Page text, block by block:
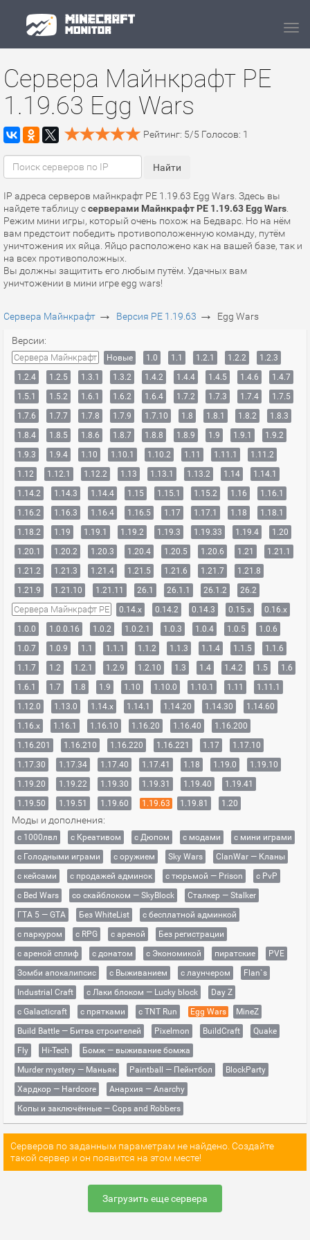
Сервера Майнкрафт PE
1.19.63 Egg Wars
Рейтинг: 5/5 Голосов: 1
IP адреса серверов майнкрафт PE 1.19.63 Egg Wars. Здесь вы
найдете таблицу ссерверами Майнкрафт PE 1.19.63 Egg Wars
Режим мини игры, который очень похож на Бедварс. Но на нём
вам предстоит победить противоположенную команду, путём
уничтожения их яйца. Яйцо расположено как на вашей базе, так и
на всех противоположных.
Вы должны защитить его любым путём. Удачных вам
уничтожении в мини игре egg wars!
Сервера Майнкрафт → Версия PE 1.19.63 → Egg Wars
Версии:
Сервера Майнкрафт Новые 1.0 1.1 1.2.1 1.2.2
1.2.3
1.2.4
1.2.5 1.3.1 1.3.2 1.4.2 1.4.4 1.4.5 1.4.6
1.4.7
1.5.1
1.5.2 1.6.1 1.6.2 1.6.4 1.7.2 1.7.3 1.7.4
1.7.5
1.7.6
1.7.7 1.7.8 1.7.9 1.7.10 1.8 1.8.1 1.8.2
1.8.3
1.8.4
1.8.5 1.8.6 1.8.7 1.8.8 1.8.9 1.9 1.9.1
1.9.2
1.9.3
1.9.4 1.10 1.10.1 1.10.2 1.11 1.11.1
1.11.2
1.12
1.12.1 1.12.2 1.13 1.13.1 1.13.2 1.14
1.14.1
1.14.2
1.14.3 1.14.4 1.15 1.15.1 1.15.2 1.16
1.16.1
1.16.2
1.16.3 1.16.4 1.16.5 1.17 1.17.1 1.18
1.18.1
1.18.2
1.19 1.19.1 1.19.2 1.19.3 1.19.33 1.19.4
1.20
1.20.1
1.20.2 1.20.3 1.20.4 1.20.5 1.20.6 1.21
1.21.1
1.21.2
1.21.3 1.21.4 1.21.5 1.21.6 1.21.7
1.21.8
1.21.9
1.21.10 1.21.11 26.1 26.1.1 26.1.2 26.2
Сервера Майнкрафт PE 0.14.x 0.14.2 0.14.3 0.15.x
0.16.x
1.0.0
1.0.0.16 1.0.2 1.0.2.1 1.0.3 1.0.4 1.0.5
1.0.6
1.0.7
1.0.9 1.1 1.1.1 1.1.2 1.1.3 1.1.4 1.1.5
1.1.6
1.1.7
1.2 1.2.1 1.2.9 1.2.10 1.3 1.4 1.4.2 1.5
1.6
1.6.1
1.7 1.8 1.9 1.10 1.10.0 1.10.1 1.11
1.11.1
1.12.0
1.13.0 1.14.x 1.14.1 1.14.20 1.14.30
1.14.60
1.16.x
1.16.1 1.16.10 1.16.20 1.16.40
1.16.200
1.16.201
1.16.210 1.16.220 1.16.221 1.17
1.17.10
1.17.30
1.17.34 1.17.40 1.17.41 1.18 1.19.0
1.19.10
1.19.20
1.19.22 1.19.30 1.19.31 1.19.40
1.19.41
1.19.50
1.19.51 1.19.60 1.19.63 1.19.81 1.20
Моды и дополнения:
с 1000лвл c Креативом с Дюпом с модами
с мини играми
с Голодными играми
с оружием Sky Wars
ClanWar — Кланы
с кейсами
с продажей админок с тюрьмой — Prison
с PvP
с Bed Wars
со скайблоком — SkyBlock
Сталкер — Stalker
ГТА 5 — GTA
Без WhiteList
с бесплатной админкой
с паркуром
с RPG с ареной
Без регистрации
с ареной сплиф
с донатом с Экономикой пиратские
PVE
Зомби апокалипсис
с Выживанием с лаунчером
Flan`s
Industrial Craft
с Лаки блоком — Lucky block
Day Z
с Galacticraft
с прятками с TNT Run Egg Wars
MineZ
Build Battle — Битва строителей
Pixelmon BuildCraft
Quake
Fly
Hi-Tech
Бомж — выживание бомжа
Murder mystery — Маньяк
Paintball — Пейнтбол
BlockParty
Хардкор — Hardcore
Анархия — Anarchy
Копы и заключённые — Cops and Robbers
Серверов по заданным параметрам не найдено. Создайте
такой сервер и он появится на этом месте!
Загрузить еще сервера